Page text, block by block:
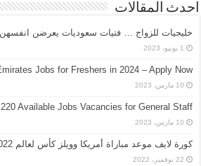
احدث المقالات
خليجيات للزواج … فتيات سعوديات يعرضن
1 يونيو، 2023
Jobs for Freshers in 2024 – Apply Now
10 مارس، 2023
Available Jobs Vacancies for General Staff
10 مارس، 2023
كورة لايف موعد مباراة أمريكا وويلز كأس لعالم 2022
22 نوفمبر، 2022